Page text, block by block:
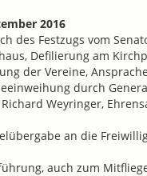
2016
des Festzugs vom
Defilierung am
der Vereine,
durch
Weyringer,
an die
auch zum